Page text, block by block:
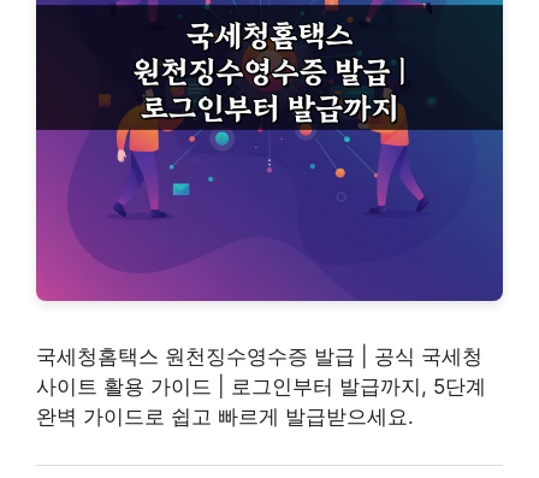
국세청홈택스 원천징수영수증 발급 | 공식 국세청
사이트 활용 가이드 | 로그인부터 발급까지, 5단계
완벽 가이드로 쉽고 빠르게 발급받으세요.